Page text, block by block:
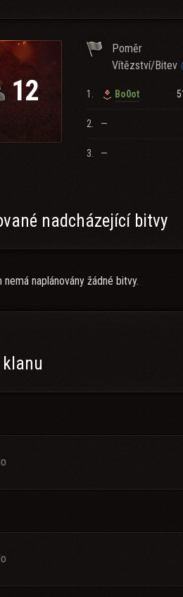
21th position
position
13: 27th position
31th position
position
discord.gg/GVjbakeKKN
12
Poměr
Vítězství/Bitev
1. Bo0ot
2. —
3. —
nadcházející bitvy
nemá naplánovány žádné bitvy.